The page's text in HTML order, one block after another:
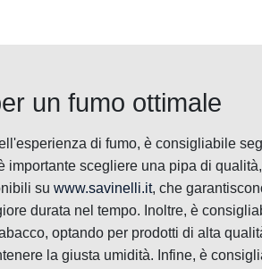
un fumo ottimale
di fumo, è consigliabile
importante scegliere una pipa di
su www.savinelli.it, che
durata nel tempo. Inoltre, è
optando per prodotti di alta
la giusta umidità. Infine, è